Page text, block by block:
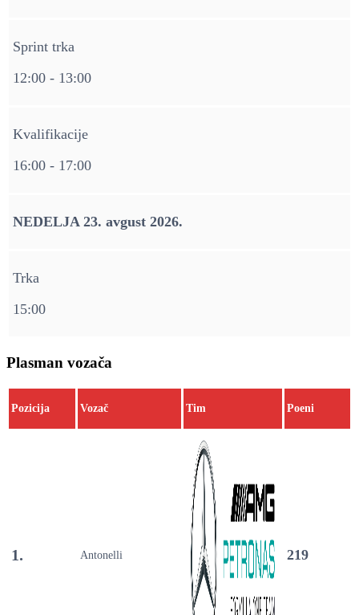
Sprint trka
12:00 - 13:00
Kvalifikacije
16:00 - 17:00
NEDELJA 23. avgust 2026.
Trka
15:00
Plasman vozača
Pozicija Vozač Tim Poeni
1. Antonelli 219